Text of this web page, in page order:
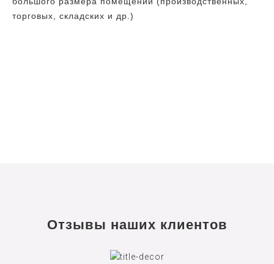
торговых, складских и др.)
Отзывы наших клиентов